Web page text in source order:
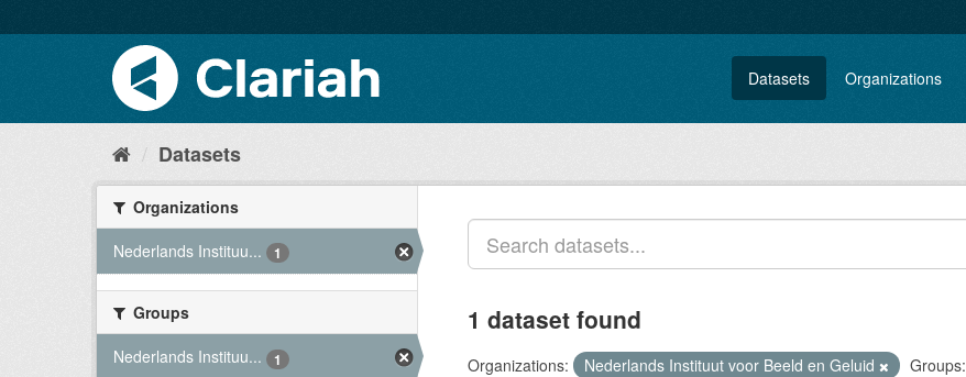
Datasets Organizations
Datasets
Organizations
Nederlands Instituu...
1
Groups
Nederlands Instituu...
1
1 dataset found
Organizations: Nederlands Instituut voor Beeld en Geluid
Groups: